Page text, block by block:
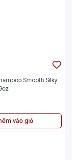
Smooth Silky
vào giỏ